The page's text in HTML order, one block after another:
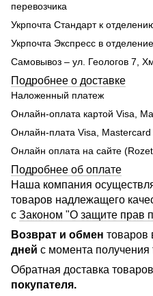
перевозчика
Укрпочта Стандарт к
Укрпочта Экспресс в
Самовывоз – ул. Геологов 7,
Подробнее о доставке
Наложенный платеж
Онлайн-оплата картой Visa,
Онлайн-плата Visa, Mastercard
Онлайн оплата на сайте
Подробнее об оплате
Наша компания
товаров надлежащего
с Законом "О защите прав
Возврат и обмен товаров
дней с момента получения
Обратная доставка
покупателя.